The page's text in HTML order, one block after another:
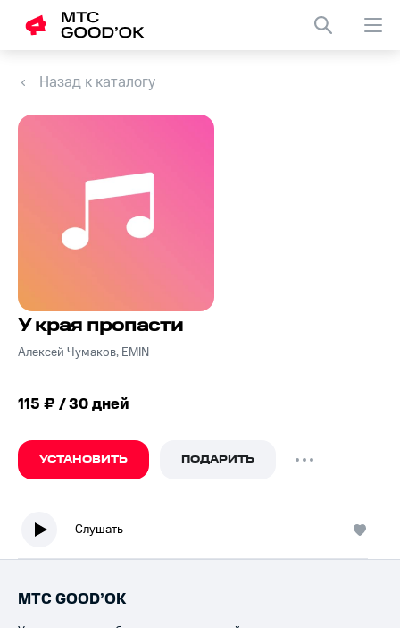
Назад к каталогу
У края пропасти
Алексей Чумаков, EMIN
115 ₽ / 30 дней
УСТАНОВИТЬ ПОДАРИТЬ
Слушать
МТС GOOD’OK